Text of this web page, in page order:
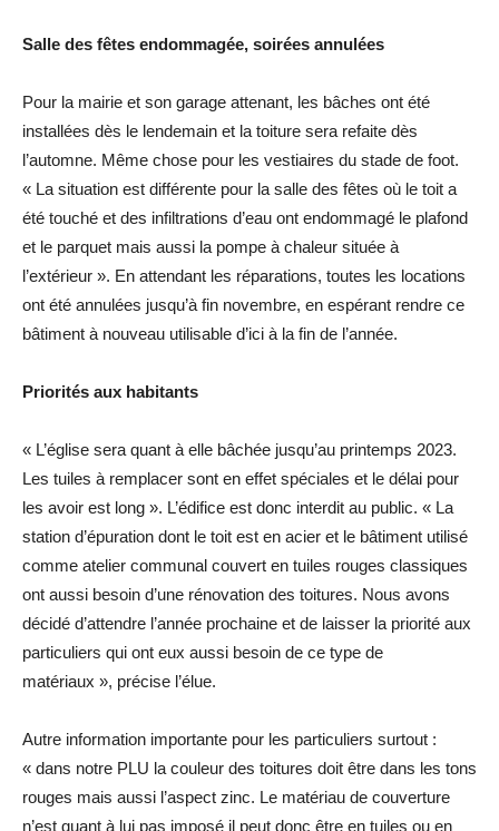
Salle des fêtes endommagée, soirées annulées
Pour la mairie et son garage attenant, les bâches ont été
installées dès le lendemain et la toiture sera refaite dès
l’automne. Même chose pour les vestiaires du stade de foot.
« La situation est différente pour la salle des fêtes où le toit a
été touché et des infiltrations d’eau ont endommagé le plafond
et le parquet mais aussi la pompe à chaleur située à
l’extérieur ». En attendant les réparations, toutes les locations
ont été annulées jusqu’à fin novembre, en espérant rendre ce
bâtiment à nouveau utilisable d’ici à la fin de l’année.
Priorités aux habitants
« L’église sera quant à elle bâchée jusqu’au printemps 2023.
Les tuiles à remplacer sont en effet spéciales et le délai pour
les avoir est long ». L’édifice est donc interdit au public. « La
station d’épuration dont le toit est en acier et le bâtiment utilisé
comme atelier communal couvert en tuiles rouges classiques
ont aussi besoin d’une rénovation des toitures. Nous avons
décidé d’attendre l’année prochaine et de laisser la priorité aux
particuliers qui ont eux aussi besoin de ce type de
matériaux », précise l’élue.
Autre information importante pour les particuliers surtout :
« dans notre PLU la couleur des toitures doit être dans les tons
rouges mais aussi l’aspect zinc. Le matériau de couverture
n’est quant à lui pas imposé il peut donc être en tuiles ou en